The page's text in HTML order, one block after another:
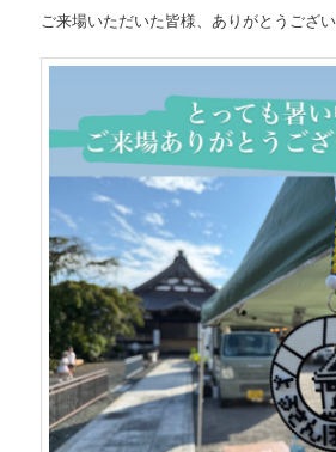
ご来場いただいた皆様、ありがとうござ